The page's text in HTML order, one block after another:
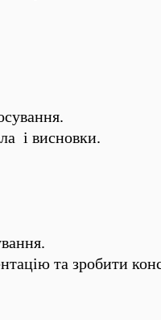
і висновки.
та зробити